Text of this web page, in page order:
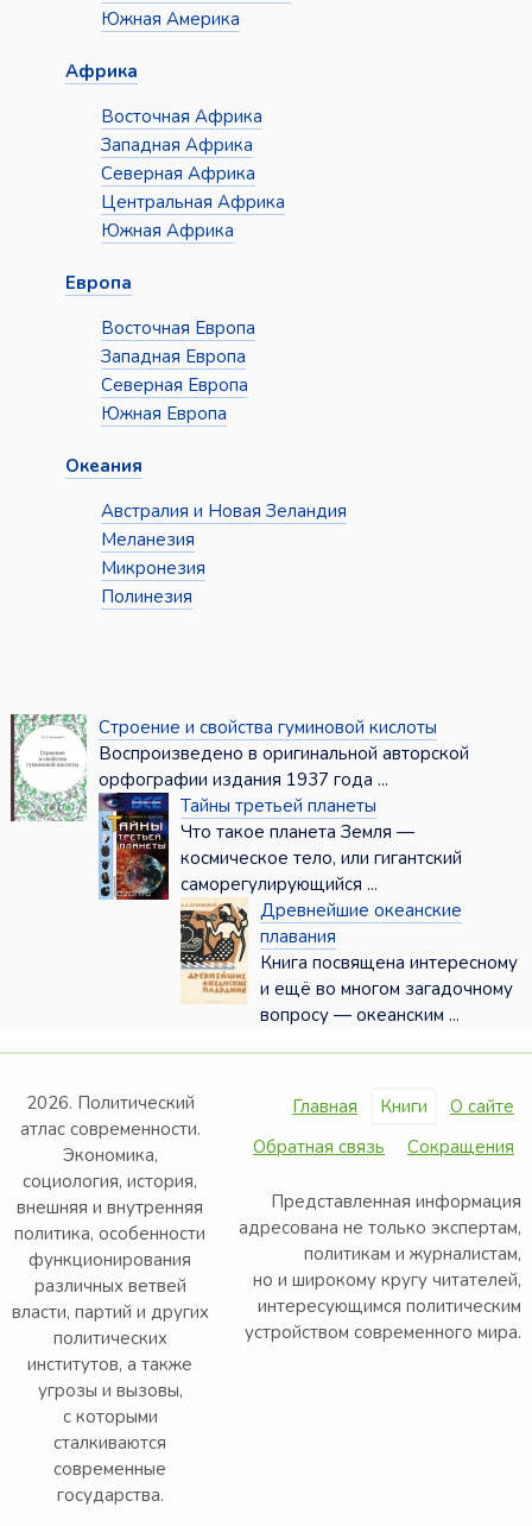
Южная Америка
Африка
Восточная Африка
Западная Африка
Северная Африка
Центральная Африка
Южная Африка
Европа
Восточная Европа
Западная Европа
Северная Европа
Южная Европа
Океания
Австралия и Новая Зеландия
Меланезия
Микронезия
Полинезия
Строение и свойства гуминовой кислоты
Воспроизведено в оригинальной авторской
орфографии издания 1937 года ...
Тайны третьей планеты
Что такое планета Земля —
космическое тело, или гигантский
саморегулирующийся ...
Древнейшие океанские
плавания
Книга посвящена интересному
и ещё во многом загадочному
вопросу — океанским ...
2026. Политический
атлас современности.
Экономика,
социология, история,
внешняя и внутренняя
политика, особенности
функционирования
различных ветвей
власти, партий и других
политических
институтов, а также
угрозы и вызовы,
с которыми
сталкиваются
современные
государства.
Главная Книги
О сайте
Обратная связь
Сокращения
Представленная информация
адресована не только экспертам,
политикам и журналистам,
но и широкому кругу читателей,
интересующимся политическим
устройством современного мира.